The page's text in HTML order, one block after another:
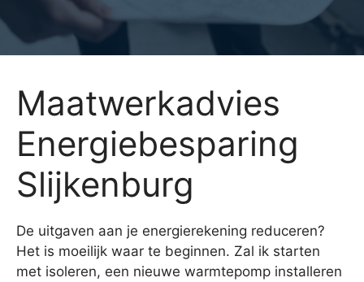
Maatwerkadvies
Energiebesparing
Slijkenburg
De uitgaven aan je energierekening reduceren?
Het is moeilijk waar te beginnen. Zal ik starten
met isoleren, een nieuwe warmtepomp installeren